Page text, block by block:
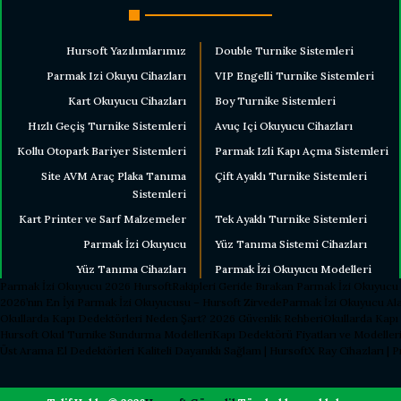
Hursoft Yazılımlarımız
Double Turnike Sistemleri
Parmak Izi Okuyu Cihazları
VIP Engelli Turnike Sistemleri
Kart Okuyucu Cihazları
Boy Turnike Sistemleri
Hızlı Geçiş Turnike Sistemleri
Avuç Içi Okuyucu Cihazları
Kollu Otopark Bariyer Sistemleri
Parmak Izli Kapı Açma Sistemleri
Site AVM Araç Plaka Tanıma
Sistemleri
Çift Ayaklı Turnike Sistemleri
Kart Printer ve Sarf Malzemeler
Tek Ayaklı Turnike Sistemleri
Parmak İzi Okuyucu
Yüz Tanıma Sistemi Cihazları
Yüz Tanıma Cihazları
Parmak İzi Okuyucu Modelleri
Parmak İzi Okuyucu 2026 Hursoft Rakipleri Geride Bırakan Parmak İzi
2026’nın En İyi Parmak İzi Okuyucusu – Hursoft Zirvede Parmak İzi Okuyucu
Okullarda Kapı Dedektörleri Neden Şart? 2026 Güvenlik RehberiOkullarda
Hursoft Okul Turnike Sundurma Modelleri Kapı Dedektörü Fiyatları ve
Üst Arama El Dedektörleri Kaliteli Dayanıklı Sağlam | Hursoft X Ray Cihazları |